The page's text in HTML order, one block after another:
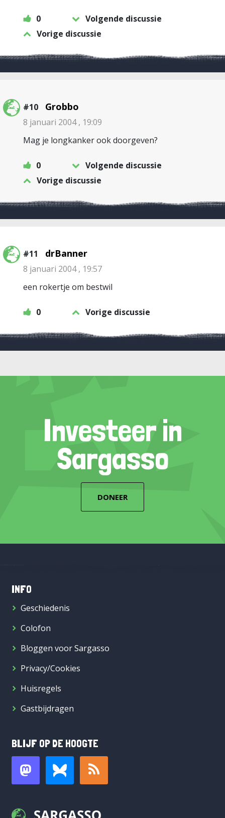
0
Volgende discussie
Vorige discussie
#10 Grobbo
8 januari 2004 , 19:09
Mag je longkanker ook doorgeven?
0
Volgende discussie
Vorige discussie
#11 drBanner
8 januari 2004 , 19:57
een rokertje om bestwil
0 Vorige discussie
Investeer in
Sargasso
DONEER
INFO
Geschiedenis
Colofon
Bloggen voor Sargasso
Privacy/Cookies
Huisregels
Gastbijdragen
BLIJF OP DE HOOGTE